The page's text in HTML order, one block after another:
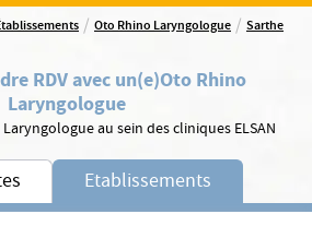
/ Oto Rhino Laryngologue / Sarthe
RDV avec un(e)Oto Rhino
Laryngologue
au sein des cliniques ELSAN
Etablissements